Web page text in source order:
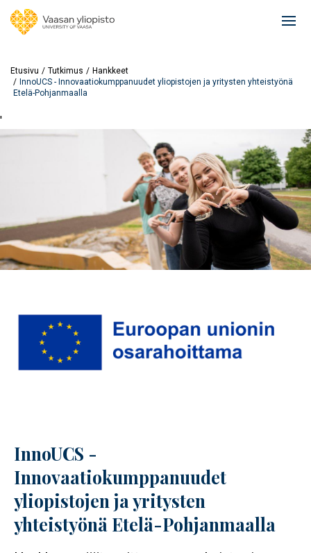
Etusivu Tutkimus
Hankkeet
InnoUCS - Innovaatiokumppanuudet yliopistojen ja yritysten yhteistyönä
Etelä-Pohjanmaalla
'
Image
InnoUCS -
Innovaatiokumppanuudet
yliopistojen ja yritysten
yhteistyönä Etelä-Pohjanmaalla